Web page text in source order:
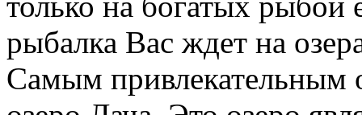
рыбалка Вас ждет на
Самым привлекательным